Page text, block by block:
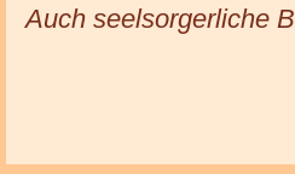
Auch seelsorgerliche